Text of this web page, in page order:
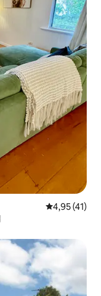
Gemiddelde
4,95 (41)